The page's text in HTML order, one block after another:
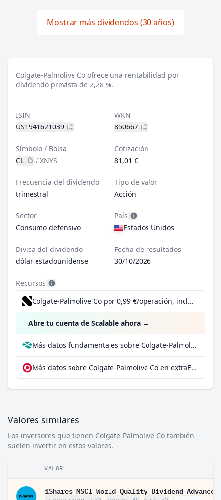
Mostrar más dividendos (30 años)
Colgate-Palmolive Co ofrece una rentabilidad por
dividendo prevista de 2,28 %.
ISIN
US1941621039
WKN
850667
Símbolo / Bolsa
CL
/ XNYS
Cotización
81,01 €
Frecuencia del dividendo
trimestral
Tipo de valor
Acción
Sector
Consumo defensivo
País
Estados Unidos
Divisa del dividendo
dólar estadounidense
Fecha de resultados
30/10/2026
Recursos
Colgate-Palmolive Co por 0,99 €/operación, incluido el Dividend Reinvestment Plan
Abre tu cuenta de Scalable ahora →
Más datos fundamentales sobre Colgate-Palmolive Co en Parqet
Más datos sobre Colgate-Palmolive Co en extraETF
Valores similares
Los inversores que tienen Colgate-Palmolive Co también
suelen invertir en estos valores.
VALOR